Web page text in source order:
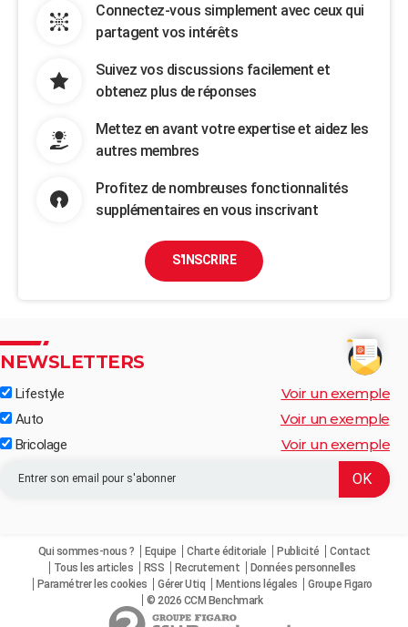
Connectez-vous simplement avec ceux qui
partagent vos intérêts
Suivez vos discussions facilement et
obtenez plus de réponses
Mettez en avant votre expertise et aidez les
autres membres
Profitez de nombreuses fonctionnalités
supplémentaires en vous inscrivant
S'INSCRIRE
NEWSLETTERS
Lifestyle Voir un exemple
Auto Voir un exemple
Bricolage Voir un exemple
Qui sommes-nous ? Equipe Charte éditoriale Publicité
Contact
Tous les articles
RSS Recrutement
Données personnelles
Paramétrer les cookies
Gérer Utiq Mentions légales
Groupe Figaro
© 2026 CCM Benchmark